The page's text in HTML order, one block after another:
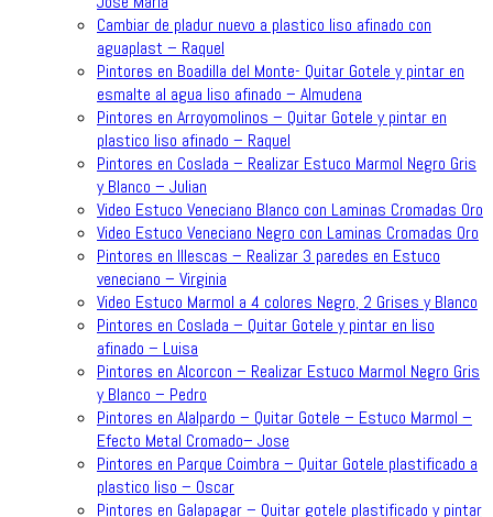
Cambiar de pladur nuevo a plastico liso afinado con
aguaplast – Raquel
Pintores en Boadilla del Monte- Quitar Gotele y pintar en
esmalte al agua liso afinado – Almudena
Pintores en Arroyomolinos – Quitar Gotele y pintar en
plastico liso afinado – Raquel
Pintores en Coslada – Realizar Estuco Marmol Negro Gris
y Blanco – Julian
Video Estuco Veneciano Blanco con Laminas Cromadas Oro
Video Estuco Veneciano Negro con Laminas Cromadas Oro
Pintores en Illescas – Realizar 3 paredes en Estuco
veneciano – Virginia
Video Estuco Marmol a 4 colores Negro, 2 Grises y Blanco
Pintores en Coslada – Quitar Gotele y pintar en liso
afinado – Luisa
Pintores en Alcorcon – Realizar Estuco Marmol Negro Gris
y Blanco – Pedro
Pintores en Alalpardo – Quitar Gotele – Estuco Marmol –
Efecto Metal Cromado– Jose
Pintores en Parque Coimbra – Quitar Gotele plastificado a
plastico liso – Oscar
Pintores en Galapagar – Quitar gotele plastificado y pintar